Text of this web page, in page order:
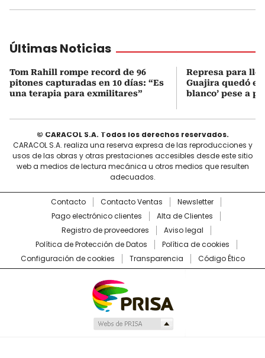
Últimas Noticias
Tom Rahill rompe record de 96
pitones capturadas en 10 días: “Es
una terapia para exmilitares”
Represa para
Guajira quedó en
blanco’ pese a
© CARACOL S.A. Todos los derechos reservados.
CARACOL S.A. realiza una reserva expresa de las reproducciones y
usos de las obras y otras prestaciones accesibles desde este sitio
web a medios de lectura mecánica u otros medios que resulten
adecuados.
Contacto Contacto Ventas
Newsletter
Pago electrónico clientes
Alta de Clientes
Registro de proveedores
Aviso legal
Política de Protección de Datos
Política de cookies
Configuración de cookies
Transparencia Código Ético